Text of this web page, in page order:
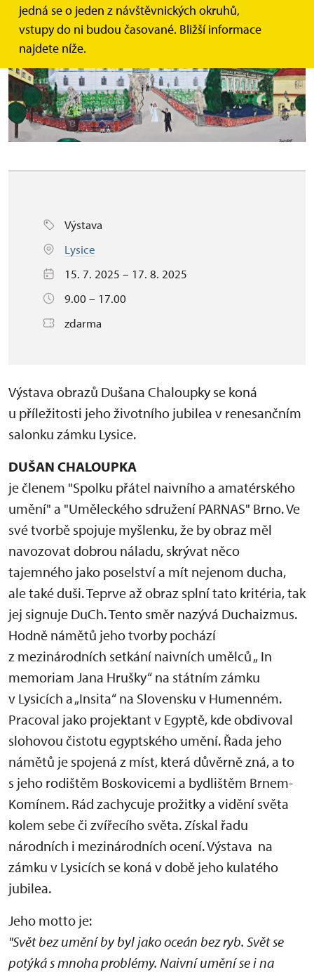
jedná se o jeden z návštěvnických okruhů,
vstupy do ni budou časované. Bližší informace
najdete níže.
Výstava
Lysice
15. 7. 2025 – 17. 8. 2025
9.00 – 17.00
zdarma
Výstava obrazů Dušana Chaloupky se koná
u příležitosti jeho životního jubilea v renesančním
salonku zámku Lysice.
DUŠAN CHALOUPKA
je členem "Spolku přátel naivního a amatérského
umění" a "Uměleckého sdružení PARNAS" Brno. Ve
své tvorbě spojuje myšlenku, že by obraz měl
navozovat dobrou náladu, skrývat něco
tajemného jako poselství a mít nejenom ducha,
ale také duši. Teprve až obraz splní tato kritéria, tak
jej signuje DuCh. Tento směr nazývá Duchaizmus.
Hodně námětů jeho tvorby pochází
z mezinárodních setkání naivních umělců „ In
memoriam Jana Hrušky“ na státním zámku
v Lysicích a „Insita“ na Slovensku v Humenném.
Pracoval jako projektant v Egyptě, kde obdivoval
slohovou čistotu egyptského umění. Řada jeho
námětů je spojená z míst, která důvěrně zná, a to
s jeho rodištěm Boskovicemi a bydlištěm Brnem-
Komínem. Rád zachycuje prožitky a vidění světa
kolem sebe či zvířecího světa. Získal řadu
národních i mezinárodních ocení. Výstava na
zámku v Lysicích se koná v době jeho kulatého
jubilea.
Jeho motto je:
"Svět bez umění by byl jako oceán bez ryb. Svět se
potýká s mnoha problémy. Naivní umění se i na